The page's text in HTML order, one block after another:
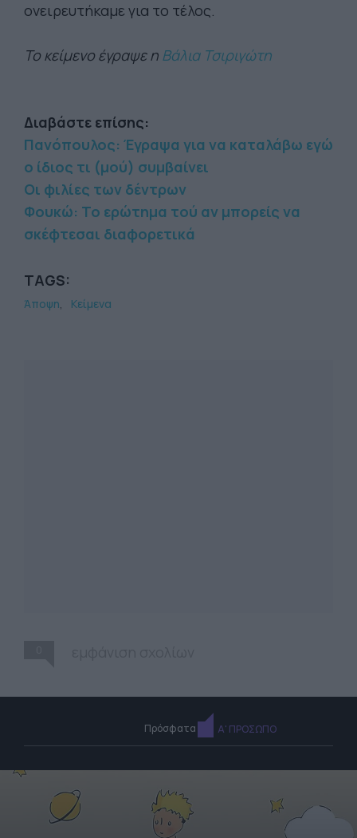
ονειρευτήκαμε για το τέλος.
Το κείμενο έγραψε η Βάλια Τσιριγώτη
Διαβάστε επίσης:
Πανόπουλος: Έγραψα για να καταλάβω εγώ
ο ίδιος τι (μού) συμβαίνει
Οι φιλίες των δέντρων
Φουκώ: Το ερώτημα τού αν μπορείς να
σκέφτεσαι διαφορετικά
TAGS:
Άποψη Κείμενα
Πρόσφατα Α' ΠΡΟΣΩΠΟ